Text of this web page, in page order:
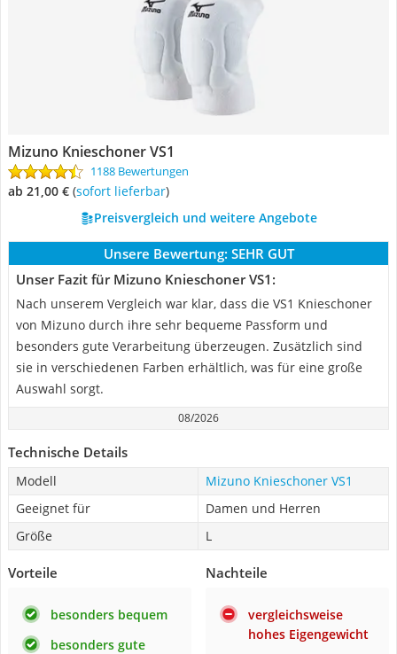
Mizuno Knieschoner VS1
1188 Bewertungen
ab 21,00 € ( Sofort lieferbar)
Preisvergleich und weitere Angebote
Unsere Bewertung: SEHR GUT
Unser Fazit für Mizuno Knieschoner VS1:
Nach unserem Vergleich war klar, dass die VS1 Knieschoner
von Mizuno durch ihre sehr bequeme Passform und
besonders gute Verarbeitung überzeugen. Zusätzlich sind
sie in verschiedenen Farben erhältlich, was für eine große
Auswahl sorgt.
08/2026
Technische Details
Modell
Mizuno Knieschoner VS1
Geeignet für
Damen und Herren
Größe
L
Vorteile
besonders bequem
besonders gute
Nachteile
vergleichsweise
hohes Eigengewicht